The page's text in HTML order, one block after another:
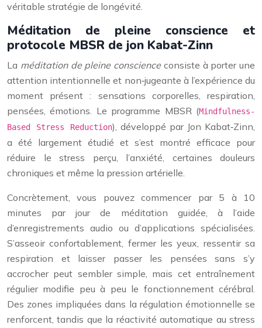
véritable stratégie de longévité.
Méditation de pleine conscience et
protocole MBSR de jon Kabat-Zinn
La méditation de pleine conscienceconsiste à porter une
attention intentionnelle et non‑jugeante à l’expérience du
moment présent : sensations corporelles, respiration,
pensées, émotions. Le programme MBSR (Mindfulness-
Based Stress Reduction), développé par Jon Kabat‑Zinn,
a été largement étudié et s’est montré efficace pour
réduire le stress perçu, l’anxiété, certaines douleurs
chroniques et même la pression artérielle.
Concrètement, vous pouvez commencer par 5 à 10
minutes par jour de méditation guidée, à l’aide
d’enregistrements audio ou d’applications spécialisées.
S’asseoir confortablement, fermer les yeux, ressentir sa
respiration et laisser passer les pensées sans s’y
accrocher peut sembler simple, mais cet entraînement
régulier modifie peu à peu le fonctionnement cérébral.
Des zones impliquées dans la régulation émotionnelle se
renforcent, tandis que la réactivité automatique au stress